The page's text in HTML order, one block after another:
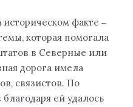
факте ‒
которая помогала
в Северные или
дорога имела
связистов. По
ей удалось